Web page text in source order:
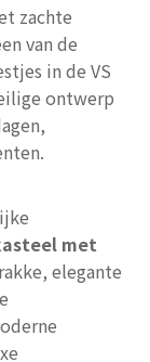
zachte
van de
in de VS
ontwerp
met
elegante